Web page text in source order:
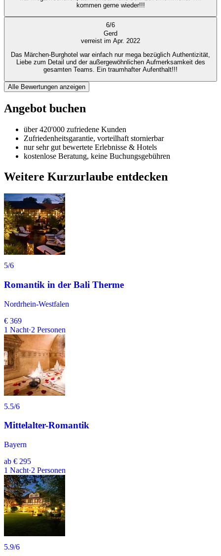
kommen gerne wieder!!!
6/6
Gerd
verreist im Apr. 2022
Das Märchen-Burghotel war einfach nur mega bezüglich Authentizität,
Liebe zum Detail und der außergewöhnlichen Aufmerksamkeit des
gesamten Teams. Ein traumhafter Aufenthalt!!!
Alle Bewertungen anzeigen
Angebot buchen
über 420'000 zufriedene Kunden
Zufriedenheitsgarantie, vorteilhaft stornierbar
nur sehr gut bewertete Erlebnisse & Hotels
kostenlose Beratung, keine Buchungsgebühren
Weitere Kurzurlaube entdecken
5/6
Romantik in der Bali Therme
Nordrhein-Westfalen
€ 369
1 Nacht·2 Personen
5.5/6
Mittelalter-Romantik
Bayern
ab € 295
1 Nacht·2 Personen
5.9/6